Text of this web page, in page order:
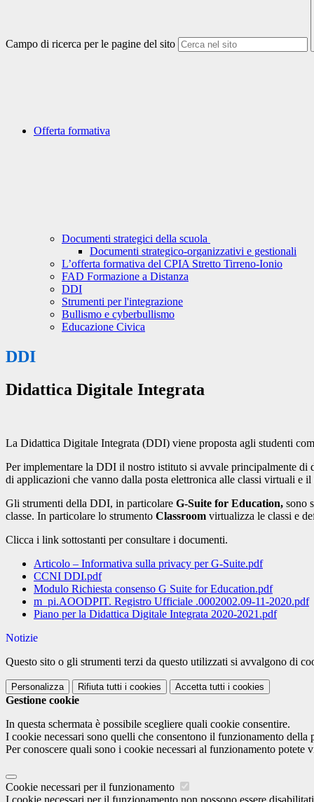
Campo di ricerca per le pagine del sito
Offerta formativa
Documenti strategici della scuola
Documenti strategico-organizzativi e gestionali
L’offerta formativa del CPIA Stretto Tirreno-Ionio
FAD Formazione a Distanza
DDI
Strumenti per l'integrazione
Bullismo e cyberbullismo
Educazione Civica
DDI
Didattica Digitale Integrata
La Didattica Digitale Integrata (DDI) viene proposta agli studenti
Per implementare la DDI il nostro istituto si avvale principalmente di
di applicazioni che vanno dalla posta elettronica alle classi virtuali e il
Gli strumenti della DDI, in particolare G-Suite for Education, sono
classe. In particolare lo strumento Classroom virtualizza le classi e
Clicca i link sottostanti per consultare i documenti.
Articolo – Informativa sulla privacy per G-Suite.pdf
CCNI DDI.pdf
Modulo Richiesta consenso G Suite for Education.pdf
m_pi.AOODPIT. Registro Ufficiale .0002002.09-11-2020.pdf
Piano per la Didattica Digitale Integrata 2020-2021.pdf
Notizie
Questo sito o gli strumenti terzi da questo utilizzati si avvalgono di
Personalizza Rifiuta tutti i cookies Accetta tutti i cookies
Gestione cookie
In questa schermata è possibile scegliere quali cookie consentire.
I cookie necessari sono quelli che consentono il funzionamento
Per conoscere quali sono i cookie necessari al funzionamento potete
Cookie necessari per il funzionamento
I cookie necessari per il funzionamento non possono essere